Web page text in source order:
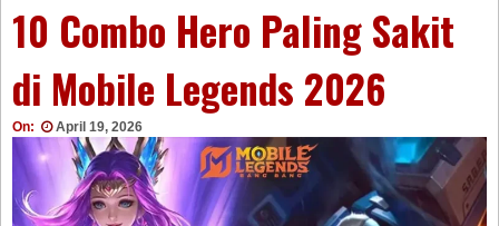
10 Combo Hero Paling Sakit
di Mobile Legends 2026
On: April 19, 2026